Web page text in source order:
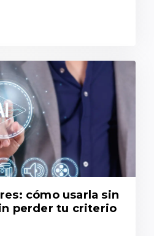
cómo usarla sin
perder tu criterio